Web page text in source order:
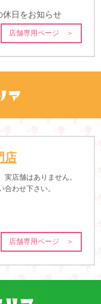
日をお知らせ
店舗専用ページ ＞
店
店舗はありません。
わせ下さい。
店舗専用ページ ＞